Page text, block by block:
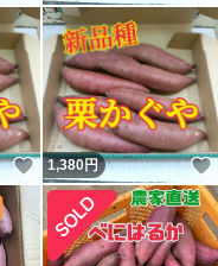
いいね！
1,380円